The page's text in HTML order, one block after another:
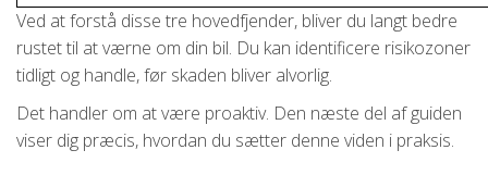
Ved at forstå disse tre hovedfjender, bliver du langt bedre
rustet til at værne om din bil. Du kan identificere risikozoner
tidligt og handle, før skaden bliver alvorlig.
Det handler om at være proaktiv. Den næste del af guiden
viser dig præcis, hvordan du sætter denne viden i praksis.